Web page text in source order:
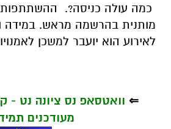
כמה עולה כניסה?.
מותנית בהרשמה מראש.
לאירוע הוא יועבר למשכן
⇐ וואטסאפ נס ציונה נט -
מעודכנים